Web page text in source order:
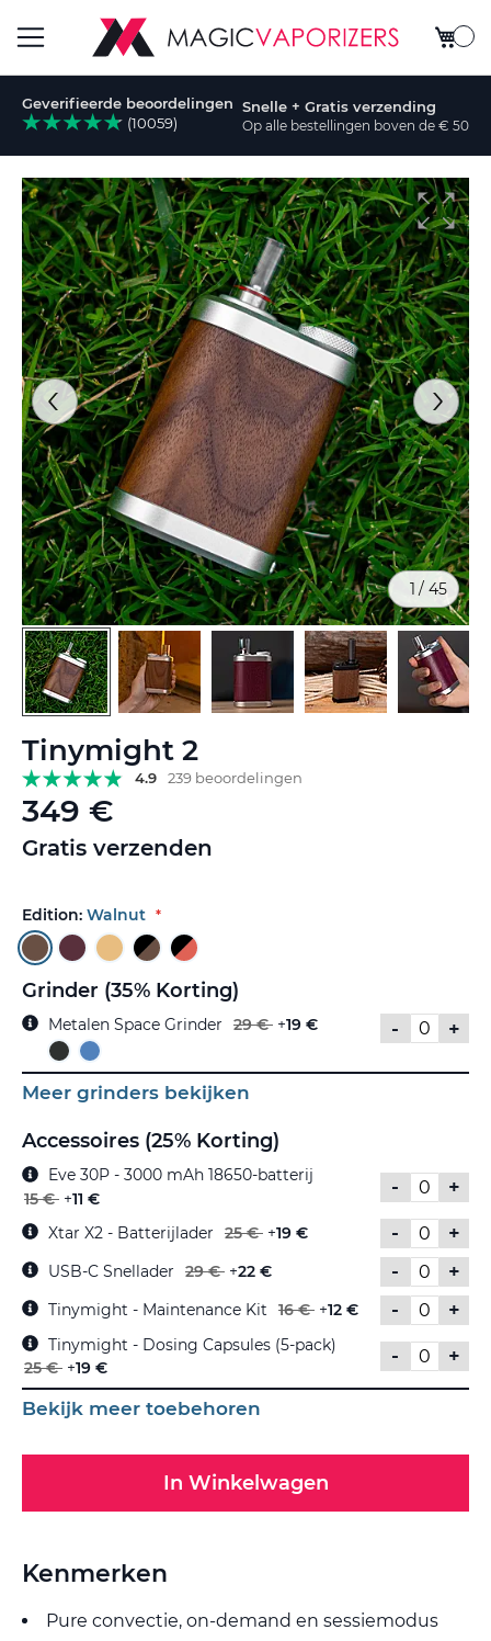
Nav
Geverifieerde beoordelingen
(10059)
Snelle + Gratis verzending
Op alle bestellingen boven de € 50
Tinymight 2
4.9 239 beoordelingen
349 €
Gratis verzenden
Edition: Walnut
Grinder (35% Korting)
-
+
Metalen Space Grinder 29 € +19 €
Meer grinders bekijken
Accessoires (25% Korting)
-
+
Eve 30P - 3000 mAh 18650-batterij
15 € +11 €
- +
Xtar X2 - Batterijlader 25 € +19 €
- +
USB-C Snellader 29 € +22 €
- +
Tinymight - Maintenance Kit 16 € +12 €
- +
Tinymight - Dosing Capsules (5-pack)
25 € +19 €
Bekijk meer toebehoren
In Winkelwagen
Ga
naar
het
einde
van
de
afbeeldingen-
gallerij
1 / 45
naar
het
begin
van
de
afbeeldingen-
Kenmerken
Pure convectie, on-demand en sessiemodus